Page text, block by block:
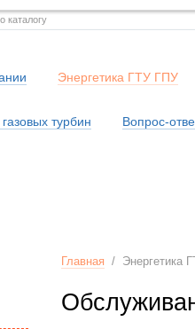
Энергетика ГТУ ГПУ
турбин Вопрос-
Главная / Энергетика